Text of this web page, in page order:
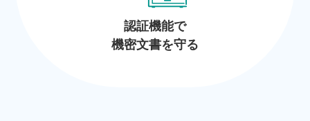
認証機能で
機密文書を守る